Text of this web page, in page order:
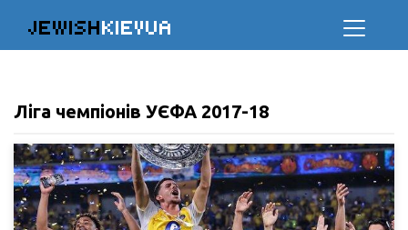
JEWISHKIEVUA
Ліга чемпіонів УЄФА 2017-18